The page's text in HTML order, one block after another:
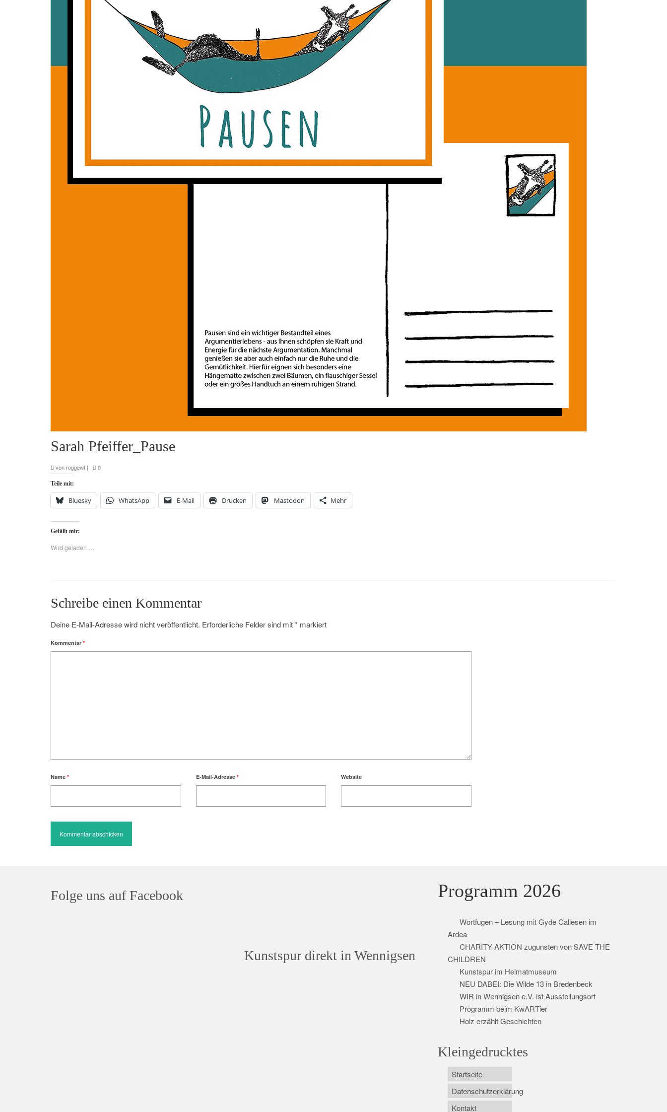
Sarah Pfeiffer_Pause
vonroggewf | 0
Teile mit:
Bluesky WhatsApp E-Mail Drucken Mastodon Mehr
Gefällt mir:
Wird geladen …
Schreibe einen Kommentar
Deine E-Mail-Adresse wird nicht veröffentlicht. Erforderliche Felder sind mit* markiert
Kommentar *
Name * E-Mail-Adresse * Website
Folge uns auf Facebook
Kunstspur direkt in Wennigsen
Programm 2026
Wortfugen – Lesung mit Gyde Callesen im
Ardea
CHARITY AKTION zugunsten von SAVE THE
CHILDREN
Kunstspur im Heimatmuseum
NEU DABEI: Die Wilde 13 in Bredenbeck
WIR in Wennigsen e.V. ist Ausstellungsort
Programm beim KwARTier
Holz erzählt Geschichten
Kleingedrucktes
Startseite
Datenschutzerklärung
Kontakt